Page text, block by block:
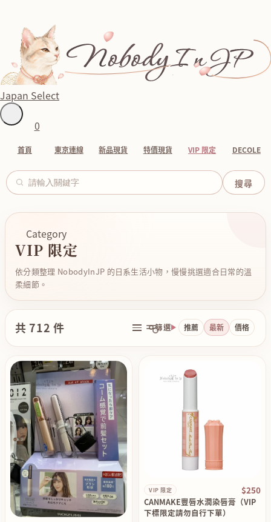
Japan Select
0
首頁 東京連線 新品現貨 特價現貨 VIP 限定 DECOLE
Category
VIP 限定
依分類整理 NobodyInJP 的日系生活小物，慢慢挑選適合日常的溫
柔細節。
共 712 件 篩選 推薦 最新 價格
VIP 限定 $250
CANMAKE豐唇水潤染唇膏（VIP
下標限定請勿自行下單）